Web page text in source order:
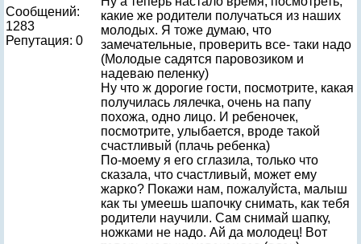
Сообщений:
1283
Репутация: 0
какие же родители получаться из наших
молодых. Я тоже думаю, что
замечательные, проверить все- таки надо
(Молодые садятся паровозиком и
надеваю пеленку)
Ну что ж дорогие гости, посмотрите, какая
получилась лялечка, очень на папу
похожа, одно лицо. И ребеночек,
посмотрите, улыбается, вроде такой
счастливый (плачь ребенка)
По-моему я его сглазила, только что
сказала, что счастливый, может ему
жарко? Покажи нам, пожалуйста, малыш
как ты умеешь шапочку снимать, как тебя
родители научили. Сам снимай шапку,
ножками не надо. Ай да молодец! Вот